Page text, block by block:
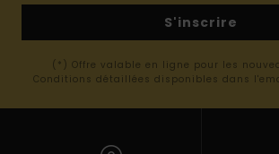
S'inscrire
(*) Offre valable en ligne pour les
Conditions détaillées disponibles dans